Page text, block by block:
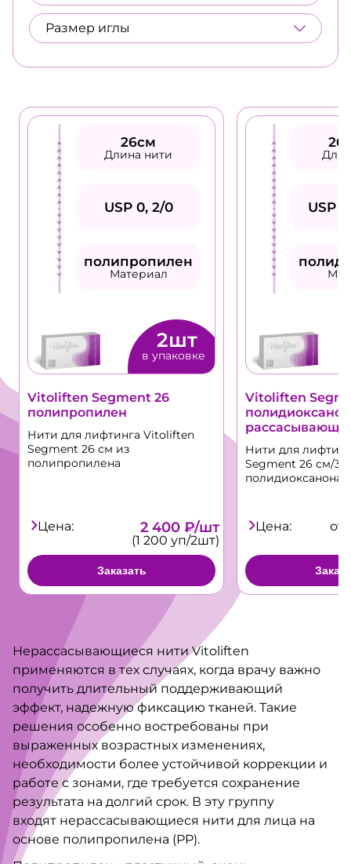
Размер иглы
26см
Длина нити
USP 0, 2/0
полипропилен
Материал
2шт
в упаковке
Vitoliften Segment 26
полипропилен
Нити для лифтинга Vitoliften
Segment 26 см из
полипропилена
Цена: 2 400 ₽/шт
(1 200 уп/2шт)
Заказать
USP
Vitoliften
Нити для
Segment 26 см/30
полидиоксанона
Цена: от
Нерассасывающиеся нити Vitoliften
применяются в тех случаях, когда врачу важно
получить длительный поддерживающий
эффект, надежную фиксацию тканей. Такие
решения особенно востребованы при
выраженных возрастных изменениях,
необходимости более устойчивой коррекции и
работе с зонами, где требуется сохранение
результата на долгий срок. В эту группу
входят нерассасывающиеся нити для лица на
основе полипропилена (PP).